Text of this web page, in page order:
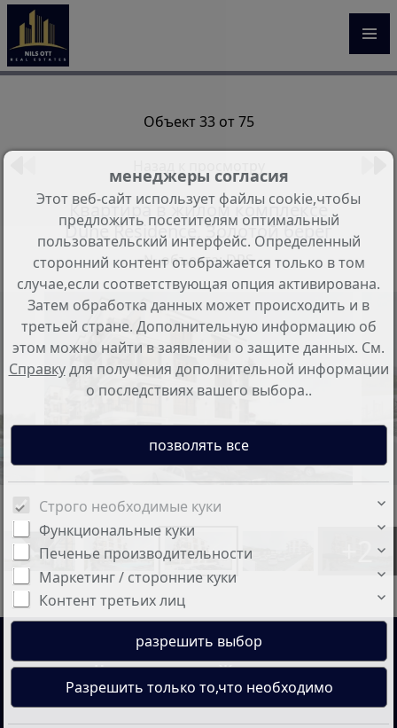
Объект 33 от 75
Квартира в жилом комплексе
Dune Residence, Золотой берег
№ объекта: DRS
Цена:
68.650 €
Жилая площадь:
41 кв.м
менеджеры согласия
Этот веб-сайт использует файлы cookie,чтобы
предложить посетителям оптимальный
пользовательский интерфейс. Определенный
сторонний контент отображается только в том
случае,если соответствующая опция активирована.
Затем обработка данных может происходить и в
третьей стране. Дополнительную информацию об
этом можно найти в заявлении о защите данных. См.
Справкудля получения дополнительной информации
о последствиях вашего выбора..
Строго необходимые куки
Функциональные куки
Печенье производительности
Маркетинг / сторонние куки
Контент третьих лиц